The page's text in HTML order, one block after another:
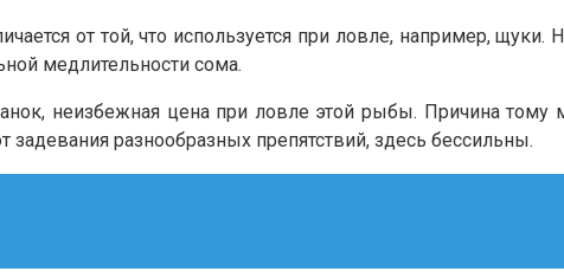
от той, что используется при ловле, например,
медлительности сома.
неизбежная цена при ловле этой рыбы. Причина
разнообразных препятствий, здесь бессильны.